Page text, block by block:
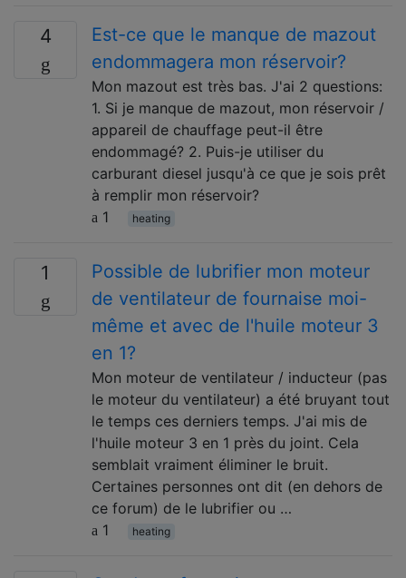
4
Est-ce que le manque de mazout
endommagera mon réservoir?
Mon mazout est très bas. J'ai 2 questions:
1. Si je manque de mazout, mon réservoir /
appareil de chauffage peut-il être
endommagé? 2. Puis-je utiliser du
carburant diesel jusqu'à ce que je sois prêt
à remplir mon réservoir?
1
heating
1
Possible de lubrifier mon moteur
de ventilateur de fournaise moi-
même et avec de l'huile moteur 3
en 1?
Mon moteur de ventilateur / inducteur (pas
le moteur du ventilateur) a été bruyant tout
le temps ces derniers temps. J'ai mis de
l'huile moteur 3 en 1 près du joint. Cela
semblait vraiment éliminer le bruit.
Certaines personnes ont dit (en dehors de
ce forum) de le lubrifier ou …
1
heating